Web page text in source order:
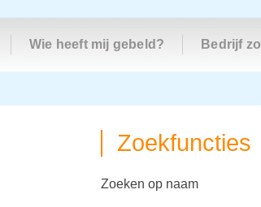
Wie heeft mij gebeld? Bedrijf
Zoekfuncties
zoeken op naam